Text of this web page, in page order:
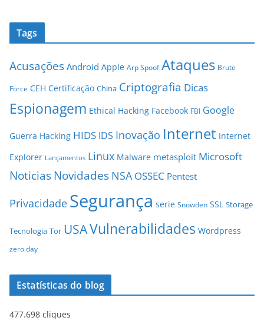
Tags
Acusações Android Apple Arp Spoof Ataques Brute
Force CEH Certificação China Criptografia Dicas
Espionagem Ethical Hacking Facebook FBI Google
Guerra Hacking HIDS IDS Inovação Internet Internet
Explorer Lançamentos Linux Malware metasploit Microsoft
NoticiasNovidades NSA OSSEC Pentest
Privacidade Segurança serie Snowden SSL Storage
Tecnologia Tor USAVulnerabilidades Wordpress
zero day
Estatísticas do blog
477.698 cliques